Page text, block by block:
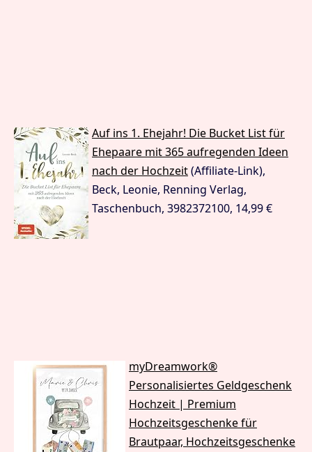
Auf ins 1. Ehejahr! Die Bucket List für
Ehepaare mit 365 aufregenden Ideen
nach der Hochzeit(Affiliate-Link),
Beck, Leonie, Renning Verlag,
Taschenbuch, 3982372100, 14,99 €
myDreamwork®
Personalisiertes Geldgeschenk
Hochzeit | Premium
Hochzeitsgeschenke für
Brautpaar, Hochzeitsgeschenke